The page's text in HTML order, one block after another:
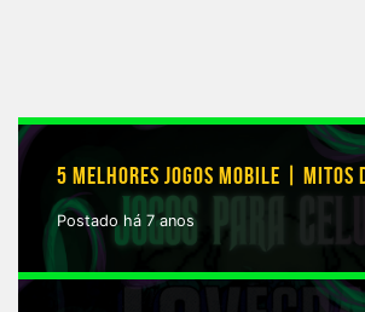
5 MELHORES JOGOS MOBILE | MITOS
Postado há 7 anos